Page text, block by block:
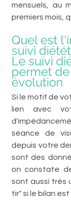
mensuels, au
Quel est
suivi
Le suivi
permet
évolution
Si le motif de
lien avec
séance de
depuis votre
sont des
on constate
sont aussi très
tir" si le bilan est